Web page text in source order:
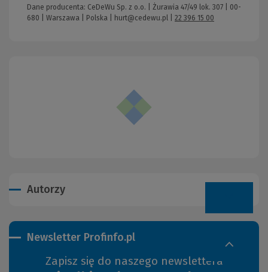
Dane producenta: CeDeWu Sp. z o.o. | Żurawia 47/49 lok. 307 | 00-
680 | Warszawa | Polska | hurt@cedewu.pl 22 396 15 00
Autorzy
Newsletter Profinfo.pl
Zapisz się do naszego newslettera